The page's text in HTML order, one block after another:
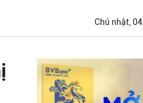
Chủ nhật,